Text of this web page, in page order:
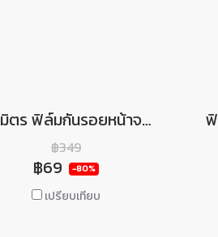
รวมมิตร ฟิล์มกันรอยหน้าจอสำหรับเครื่อง PSP , PS VITA 1000, PS VITA 2000 ติดง่าย งานดี มีคุณภาพ ป้องกันรอบขีดข่วน
฿349
฿69 -80%
เปรียบเทียบ